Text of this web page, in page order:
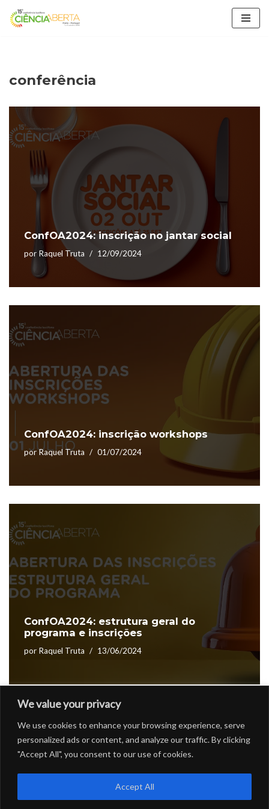
We value your privacy
We use cookies to enhance your browsing experience, serve
personalized ads or content, and analyze our traffic. By clicking
"Accept All", you consent to our use of cookies.
Accept All
conteúdo
conferência
ConfOA2024: inscrição no jantar social
por Raquel Truta 12/09/2024
ConfOA2024: inscrição workshops
porRaquel Truta 01/07/2024
ConfOA2024: estrutura geral do
programa e inscrições
por Raquel Truta 13/06/2024
1 2 3 … 12 Seguinte »
CONFOA|Conferência Lusófona de Ciência Aberta